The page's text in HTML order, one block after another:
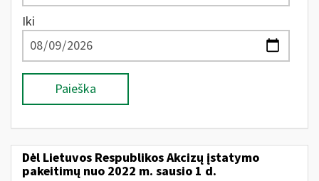
Iki
Paieška
Dėl Lietuvos Respublikos Akcizų įstatymo
pakeitimų nuo 2022 m. sausio 1 d.